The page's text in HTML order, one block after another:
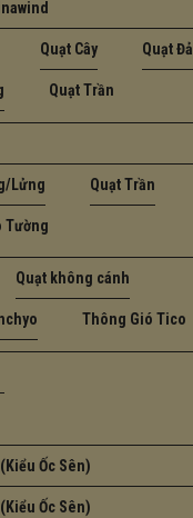
Quạt Cây Quạt
Quạt Trần
Lửng Quạt Trần
Tường
Quạt không cánh
Thông Gió Tico
Ốc Sên)
Ốc Sên)